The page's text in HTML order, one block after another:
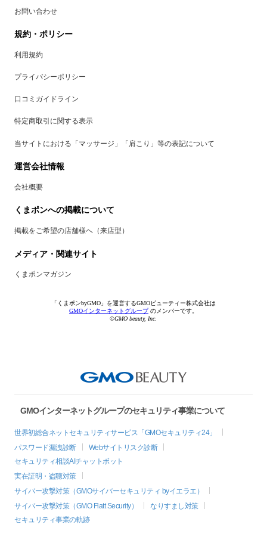
お問い合わせ
規約・ポリシー
利用規約
プライバシーポリシー
口コミガイドライン
特定商取引に関する表示
当サイトにおける「マッサージ」「肩こり」等の表記について
運営会社情報
会社概要
くまポンへの掲載について
掲載をご希望の店舗様へ（来店型）
メディア・関連サイト
くまポンマガジン
「くまポンbyGMO」を運営するGMOビューティー株式会社は
GMOインターネットグループのメンバーです。
©GMO beauty, Inc.
GMOインターネットグループのセキュリティ事業について
世界初総合ネットセキュリティサービス「GMOセキュリティ24」
パスワード漏洩診断
Webサイトリスク診断
セキュリティ相談AIチャットボット
実在証明・盗聴対策
サイバー攻撃対策（GMOサイバーセキュリティ byイエラエ）
サイバー攻撃対策（GMO Flatt Security）
なりすまし対策
セキュリティ事業の軌跡